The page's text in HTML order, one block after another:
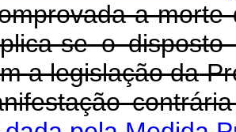
a morte
se o
a legislação da